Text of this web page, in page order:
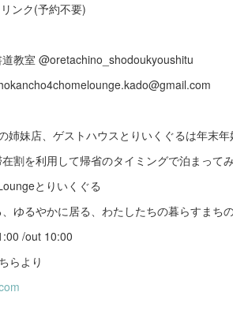
ンク(予約不要)
教室 @oretachino_shodoukyoushitu
姉妹店、ゲストハウスとりいくぐるは年末年
割を利用して帰省のタイミングで泊まって
とりいくぐる
、ゆるやかに居る、わたしたちの暮らすまちの
/out 10:00
らより